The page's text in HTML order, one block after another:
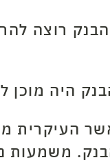
רוצה
היה מוכן
העיקרית
משמעות